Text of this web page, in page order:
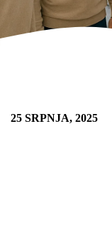
25 SRPNJA, 2025